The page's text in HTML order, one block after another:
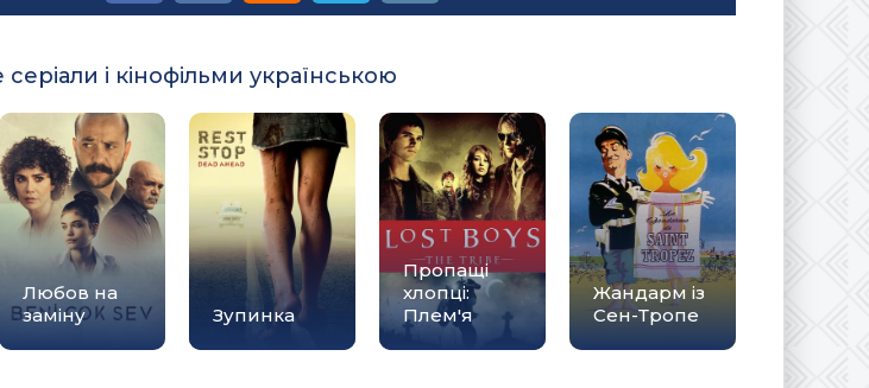
і кінофільми українською
Любов на
заміну
Зупинка
Пропащі
хлопці:
Плем'я
Жандарм із
Сен-Тропе